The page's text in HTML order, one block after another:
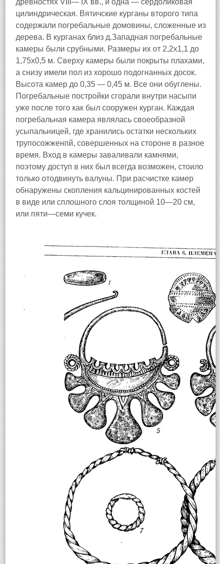
древностях VIII— IX вв., и одна — сердоликовая
цилиндрическая. Вятичские курганы второго типа
содержали погребальные домовины, сложенные из
дерева. В курганах близ д.Западная погребальные
камеры были срубными. Размеры их от 2,2х1,1 до
1,75х0,5 м. Сверху камеры были покрыты плахами,
а снизу имели пол из хорошо подогнанных досок.
Высота камер до 0,35 — 0,45 м. Все они обуглены.
Погребальные постройки сгорали внутри насыпи
уже после того как был сооружен курган. Каждая
погребальная камера являлась своеобразной
усыпальницей, где хранились остатки нескольких
трупосожженпй, совершенных на стороне в разное
время. Вход в камеры заваливали камнями,
поэтому доступ в них был всегда возможен, стоило
только отодвинуть валуны. При расчистке камер
обнаружены скопления кальцинированных костей
в виде или сплошного слоя толщиной 10—20 см,
или пяти—семи кучек.